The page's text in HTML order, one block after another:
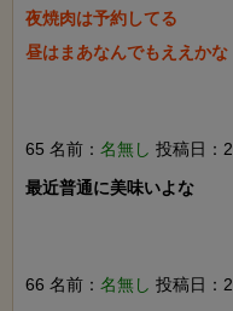
夜焼肉は予約してる
昼はまあなんでもええかな
65 名前： 名無し 投稿日：
最近普通に美味いよな
66 名前： 名無し 投稿日：